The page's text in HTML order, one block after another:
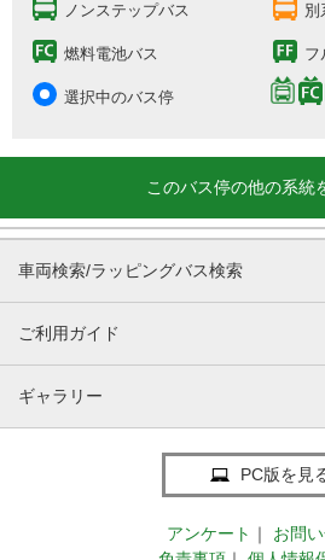
ノンステップバス 別
燃料電池バス フ
選択中のバス停
このバス停の他の系統
車両検索/ラッピングバス検索
ご利用ガイド
ギャラリー
PC版を見
アンケート ｜
お問